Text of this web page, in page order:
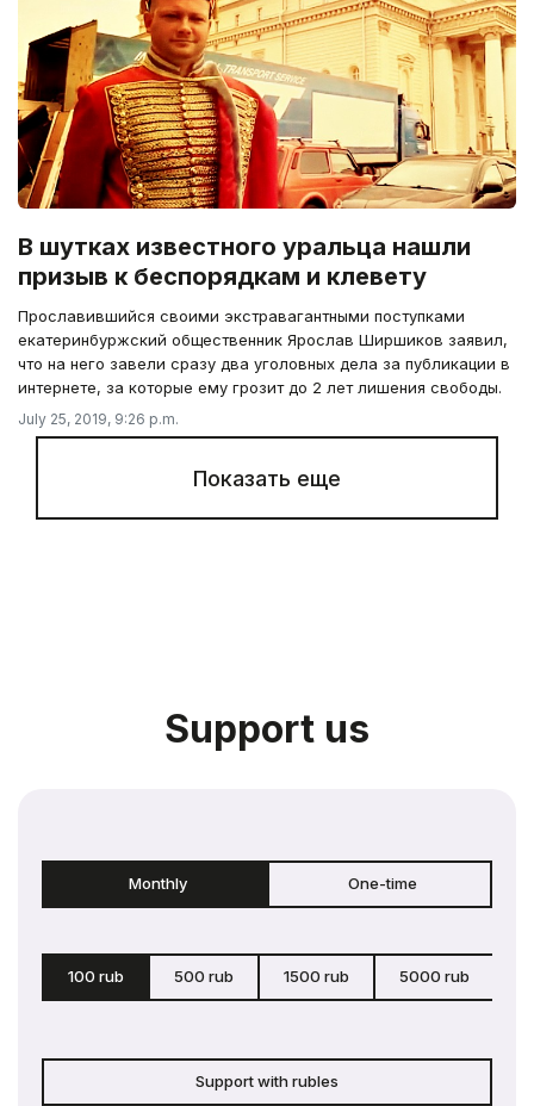
В шутках известного уральца нашли
призыв к беспорядкам и клевету
Прославившийся своими экстравагантными поступками
екатеринбуржский общественник Ярослав Ширшиков заявил,
что на него завели сразу два уголовных дела за публикации в
интернете, за которые ему грозит до 2 лет лишения свободы.
July 25, 2019, 9:26 p.m.
Показать еще
Support us
Monthly One-time
100 rub 500 rub 1500 rub 5000 rub
Support with rubles